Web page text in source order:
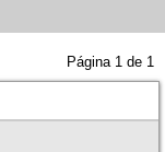
Página 1 de 1